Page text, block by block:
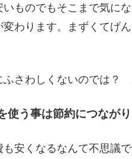
ものでもそこまで気に
わります。まずくてげ
さわしくないのでは？
使う事は節約につながり
安くなるなんて不思議で